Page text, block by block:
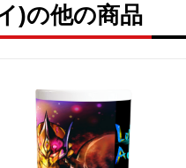
)の他の商品